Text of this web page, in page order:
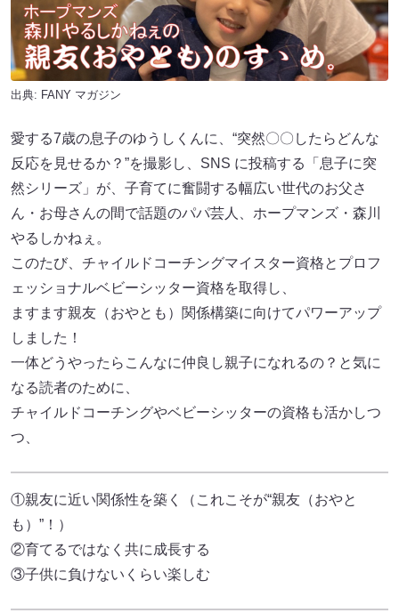
出典: FANY マガジン
愛する7歳の息子のゆうしくんに、“突然〇〇したらどんな
反応を見せるか？”を撮影し、SNS に投稿する「息子に突
然シリーズ」が、子育てに奮闘する幅広い世代のお父さ
ん・お母さんの間で話題のパパ芸人、ホープマンズ・森川
やるしかねぇ。
このたび、チャイルドコーチングマイスター資格とプロフ
ェッショナルベビーシッター資格を取得し、
ますます親友（おやとも）関係構築に向けてパワーアップ
しました！
一体どうやったらこんなに仲良し親子になれるの？と気に
なる読者のために、
チャイルドコーチングやベビーシッターの資格も活かしつ
つ、
①親友に近い関係性を築く（これこそが“親友（おやと
も）”！）
②育てるではなく共に成長する
③子供に負けないくらい楽しむ